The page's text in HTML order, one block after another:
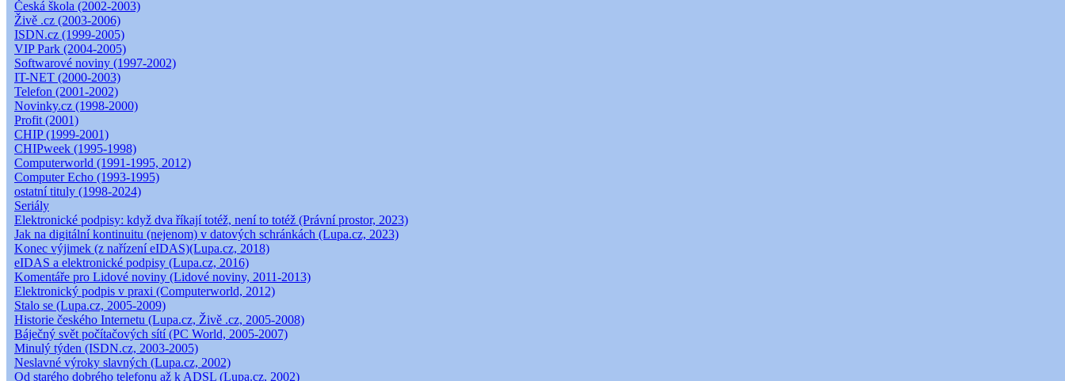
Česká škola (2002-2003)
Živě .cz (2003-2006)
ISDN.cz (1999-2005)
VIP Park (2004-2005)
Softwarové noviny (1997-2002)
IT-NET (2000-2003)
Telefon (2001-2002)
Novinky.cz (1998-2000)
Profit (2001)
CHIP (1999-2001)
CHIPweek (1995-1998)
Computerworld (1991-1995, 2012)
Computer Echo (1993-1995)
ostatní tituly (1998-2024)
Seriály
Elektronické podpisy: když dva říkají totéž, není to totéž (Právní prostor, 2023)
Jak na digitální kontinuitu (nejenom) v datových schránkách (Lupa.cz, 2023)
Konec výjimek (z nařízení eIDAS)(Lupa.cz, 2018)
eIDAS a elektronické podpisy (Lupa.cz, 2016)
Komentáře pro Lidové noviny (Lidové noviny, 2011-2013)
Elektronický podpis v praxi (Computerworld, 2012)
Stalo se (Lupa.cz, 2005-2009)
Historie českého Internetu (Lupa.cz, Živě .cz, 2005-2008)
Báječný svět počítačových sítí (PC World, 2005-2007)
Minulý týden (ISDN.cz, 2003-2005)
Neslavné výroky slavných (Lupa.cz, 2002)
Od starého dobrého telefonu až k ADSL (Lupa.cz, 2002)